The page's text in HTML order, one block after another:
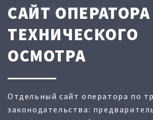
САЙТ ОПЕРАТОРА
ТЕХНИЧЕСКОГО
ОСМОТРА
ОНЛАЙН-ЗАПИСЬ
Отдельный сайт оператора по
законодательства: